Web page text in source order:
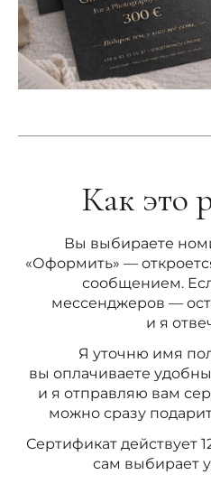
Как это
Вы выбираете
«Оформить» —
сообщением.
мессенджеров —
и я
Я уточню имя
вы оплачиваете
и я отправляю вам
можно сразу
Сертификат действует
сам выбирает